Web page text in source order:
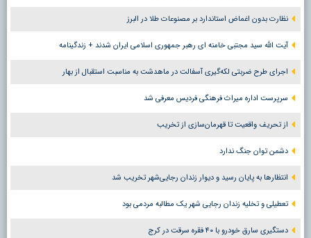
نظارت بدون اغماض استاندارد بر مصنوعات طلا در البرز
آیت الله سید مجتبی خامنه ای رهبر جمهوری اسلامی ایران شدند + زندگینامه
اجرای طرح ضربتی لکه‌گیری آسفالت در ماهدشت به مناسبت استقبال از بهار
سرپرست اداره میراث فرهنگی فردیس معرفی شد
از تحریف واقعیت تا قهرمان‌سازی از تخریب
دشمن توان جنگ ندارد
انتظارها به پایان رسید و دیوار زندان رجایی‌شهر تخریب شد
تعطیلی و تخلیه زندان رجایی شهر یک مطالبه مردمی بود
دستگیری سارق خودرو با ۴۰ فقره سرقت در کرج